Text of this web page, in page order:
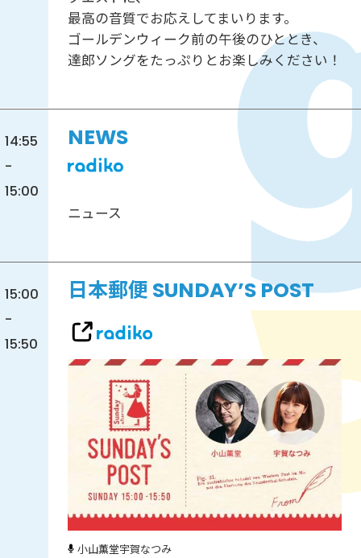
最高の音質でお応えしてまいります。
ゴールデンウィーク前の午後のひととき、
達郎ソングをたっぷりとお楽しみください！
14:55
-
15:00
NEWS
ニュース
15:00
-
15:50
日本郵便 SUNDAY’S POST
小山薫堂宇賀なつみ